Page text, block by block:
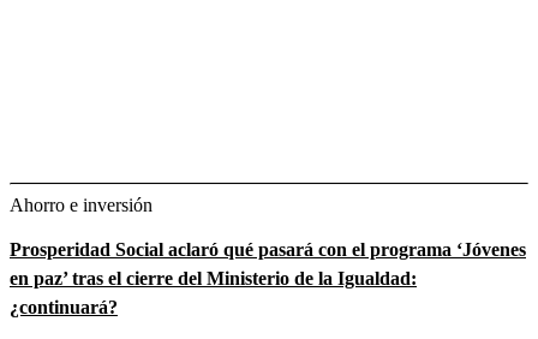
Ahorro e inversión
Prosperidad Social aclaró qué pasará con el programa ‘Jóvenes
en paz’ tras el cierre del Ministerio de la Igualdad:
¿continuará?